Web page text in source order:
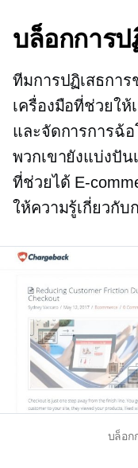
บล็อกการป
ทีมการปฏิเสธการ
เครื่องมือที่ช่วยใ
และจัดการการฉ้อ
พวกเขายังแบ่งปั
ที่ช่วยได้ E-
ให้ความรู้เกี่ยวกับ
บล็อก